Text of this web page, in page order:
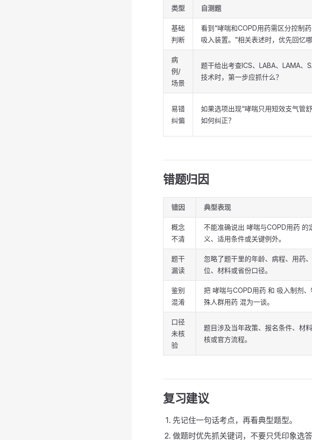
类型 自测题
基础
判断
看到“哮喘和COPD用药需区分控制
吸入装置。”相关表述时，优先回忆
病
例/
场景
题干给出考查ICS、LABA、LAMA、
技术时，第一步应抓什么？
易错
纠偏
如果选项出现“哮喘只用短效支气管
如何纠正？
错题归因
错因 典型表现
概念
不清
不能准确说出 哮喘与COPD用药 的
义、适用条件或关键例外。
题干
漏读
忽略了题干里的年龄、病程、用药
位、材料或省份口径。
鉴别
混淆
把 哮喘与COPD用药 和 吸入制剂、
殊人群用药 混为一谈。
口径
未核
验
题目涉及当年政策、报名条件、材
核或官方流程。
复习建议
先记住一句话考点，再看典型题型。
做题时优先抓关键词，不要只凭印象选答